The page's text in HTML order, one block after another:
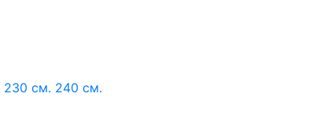
230 см. 240 см.